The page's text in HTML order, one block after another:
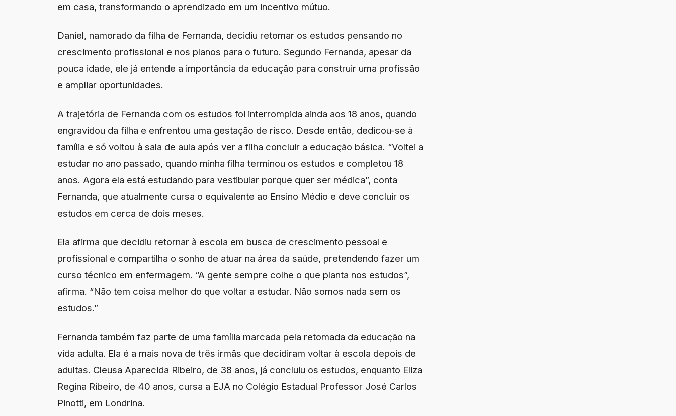
em casa, transformando o aprendizado em um incentivo mútuo.
Daniel, namorado da filha de Fernanda, decidiu retomar os estudos pensando no
crescimento profissional e nos planos para o futuro. Segundo Fernanda, apesar da
pouca idade, ele já entende a importância da educação para construir uma profissão
e ampliar oportunidades.
A trajetória de Fernanda com os estudos foi interrompida ainda aos 18 anos, quando
engravidou da filha e enfrentou uma gestação de risco. Desde então, dedicou-se à
família e só voltou à sala de aula após ver a filha concluir a educação básica. “Voltei a
estudar no ano passado, quando minha filha terminou os estudos e completou 18
anos. Agora ela está estudando para vestibular porque quer ser médica”, conta
Fernanda, que atualmente cursa o equivalente ao Ensino Médio e deve concluir os
estudos em cerca de dois meses.
Ela afirma que decidiu retornar à escola em busca de crescimento pessoal e
profissional e compartilha o sonho de atuar na área da saúde, pretendendo fazer um
curso técnico em enfermagem. “A gente sempre colhe o que planta nos estudos”,
afirma. “Não tem coisa melhor do que voltar a estudar. Não somos nada sem os
estudos.”
Fernanda também faz parte de uma família marcada pela retomada da educação na
vida adulta. Ela é a mais nova de três irmãs que decidiram voltar à escola depois de
adultas. Cleusa Aparecida Ribeiro, de 38 anos, já concluiu os estudos, enquanto Eliza
Regina Ribeiro, de 40 anos, cursa a EJA no Colégio Estadual Professor José Carlos
Pinotti, em Londrina.